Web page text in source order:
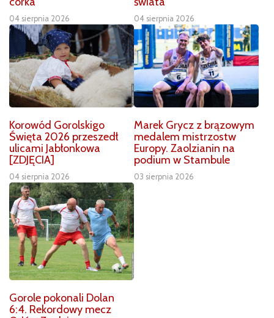
04 sierpnia 2026 04 sierpnia 2026
Korowód Gorolskigo
Święta 2026 przeszedł
ulicami Jabłonkowa
[ZDJĘCIA]
04 sierpnia 2026
Marek Grycz z brązowym
medalem mistrzostw
Europy. Zaolzianin na
podium w Stambule
03 sierpnia 2026
Gorole pokonali Dolan
6:4. Rekordowy mecz